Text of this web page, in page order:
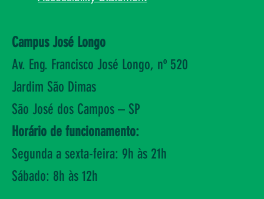
Campus José Longo
Av. Eng. Francisco José Longo, nº 520
Jardim São Dimas
São José dos Campos – SP
Horário de funcionamento:
Segunda a sexta-feira: 9h às 21h
Sábado: 8h às 12h